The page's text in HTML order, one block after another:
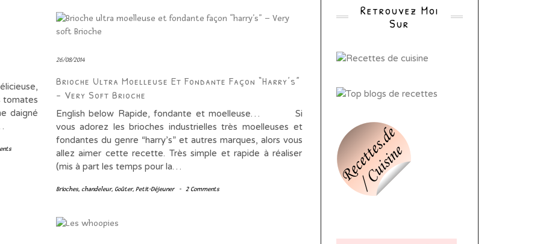
tomates
daigné
26/08/2014
Brioche Ultra Moelleuse Et Fondante Façon “harry’s”
– Very Soft Brioche
English below Rapide, fondante et moelleuse… Si
vous adorez les brioches industrielles très moelleuses et
fondantes du genre “harry’s” et autres marques, alors vous
allez aimer cette recette. Très simple et rapide à réaliser
(mis à part les temps pour la…
Brioches, chandeleur, Goûter, Petit-Déjeuner - 2 Comments
Retrouvez Moi
Sur